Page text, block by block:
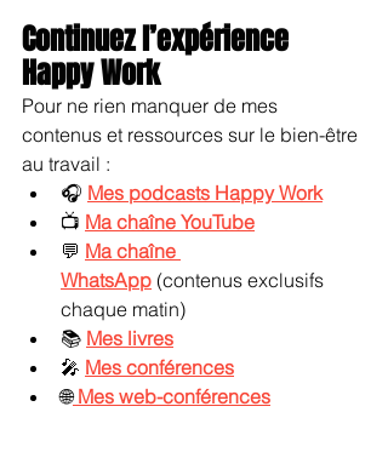
Continuez l’expérience
Happy Work
Pour ne rien manquer de mes
contenus et ressources sur le bien-être
au travail :
🎧 Mes podcasts Happy Work
📺 Ma chaîne YouTube
💬 Ma chaîne
WhatsApp (contenus exclusifs
chaque matin)
📚 Mes livres
🎤 Mes conférences
🌐 Mes web-conférences